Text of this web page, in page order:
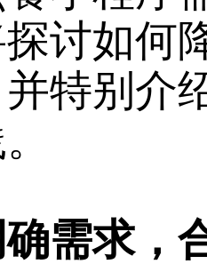
讨如何
特别介
需求，